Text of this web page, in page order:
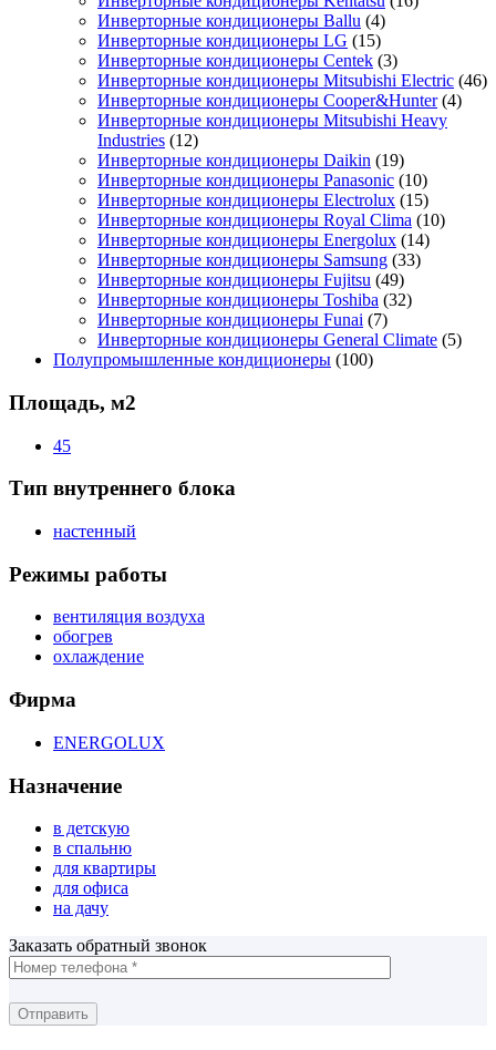
Инверторные кондиционеры Ballu (4)
Инверторные кондиционеры LG (15)
Инверторные кондиционеры Centek (3)
Инверторные кондиционеры Mitsubishi Electric (46)
Инверторные кондиционеры Cooper&Hunter (4)
Инверторные кондиционеры Mitsubishi Heavy
Industries (12)
Инверторные кондиционеры Daikin (19)
Инверторные кондиционеры Panasonic (10)
Инверторные кондиционеры Electrolux (15)
Инверторные кондиционеры Royal Clima (10)
Инверторные кондиционеры Energolux (14)
Инверторные кондиционеры Samsung (33)
Инверторные кондиционеры Fujitsu (49)
Инверторные кондиционеры Toshiba (32)
Инверторные кондиционеры Funai (7)
Инверторные кондиционеры General Climate (5)
Полупромышленные кондиционеры (100)
Площадь, м2
45
Тип внутреннего блока
настенный
Режимы работы
вентиляция воздуха
обогрев
охлаждение
Фирма
ENERGOLUX
Назначение
в детскую
в спальню
для квартиры
для офиса
на дачу
Заказать обратный звонок